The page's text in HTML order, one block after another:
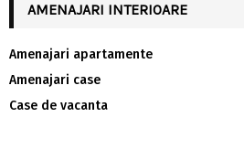
AMENAJARI INTERIOARE
Amenajari apartamente
Amenajari case
Case de vacanta